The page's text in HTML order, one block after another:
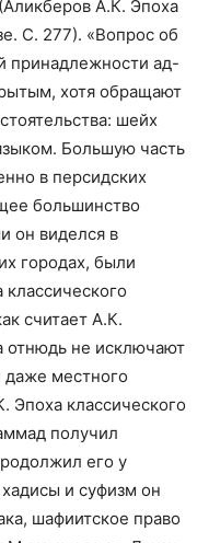
А.К. Эпоха
С. 277). «Вопрос об
принадлежности ад-
хотя обращают
шейх
Большую часть
в персидских
большинство
он виделся в
городах, были
считает А.К.
отнюдь не исключают
даже местного
Эпоха классического
получил
его у
и суфизм он
шафиитское право